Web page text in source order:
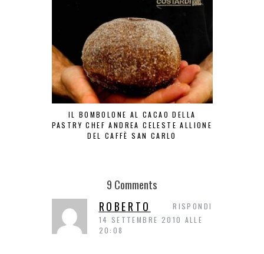
IL BOMBOLONE AL CACAO DELLA
PASTRY CHEF ANDREA CELESTE ALLIONE
DEL CAFFÈ SAN CARLO
9 Comments
ROBERTO
14 SETTEMBRE 2010 ALLE
20:08
RISPONDI